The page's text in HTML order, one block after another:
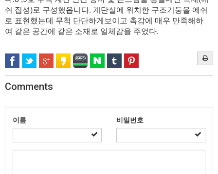
쉬 집성)로 구성했읍니다. 계단실에 위치한 구조기둥을 에쉬
로 표현했는데 무척 단단하게보이고 촉감에 매우 만족해하
여 같은 공간에 같은 소재로 일체감을 주었다.
Comments
이름 비밀번호